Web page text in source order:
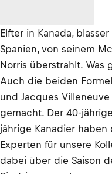
Elfter in Kanada,
Spanien, von seinem
Norris überstrahlt. Was
Auch die beiden
und Jacques
gemacht. Der 40-
jährige Kanadier haben
Experten für unsere
dabei über die Saison